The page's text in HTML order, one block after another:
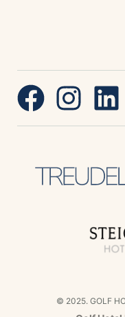
© 2025. GOLF